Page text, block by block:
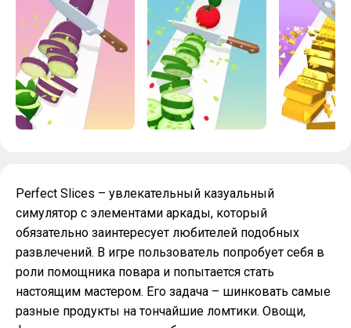
Perfect Slices – увлекательный казуальный
симулятор с элементами аркады, который
обязательно заинтересует любителей подобных
развлечений. В игре пользователь попробует себя в
роли помощника повара и попытается стать
настоящим мастером. Его задача – шинковать самые
разные продукты на тончайшие ломтики. Овощи,